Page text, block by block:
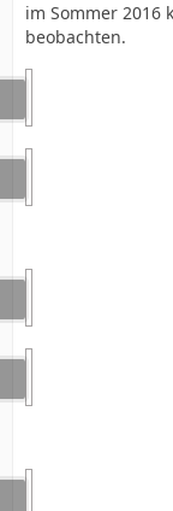
im Sommer 2016
beobachten.